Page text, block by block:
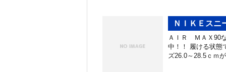
ＮＩＫＥス
ＡＩＲ ＭＡＸ90
中！！ 履ける状態
ズ26.0～28.5ｃｍ